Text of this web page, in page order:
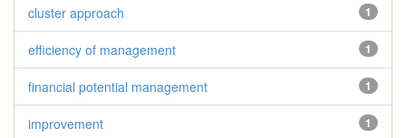
1
cluster approach
1
efficiency of management
1
financial potential management
1
improvement